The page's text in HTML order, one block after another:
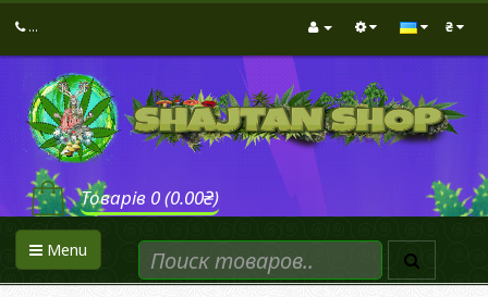
₴
...
Товарів 0 (0.00₴)
Menu